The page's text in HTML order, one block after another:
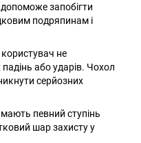
запобігти
подряпинам і
не
або ударів. Чохол
серйозних
певний ступінь
шар захисту у